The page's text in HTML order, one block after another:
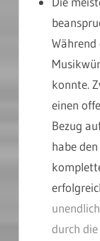
Während
konnte.
einen
Bezug
habe
durch